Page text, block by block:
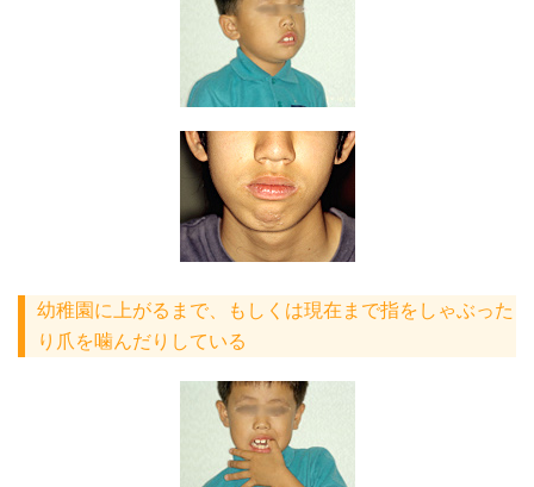
幼稚園に上がるまで、もしくは現在まで指をしゃぶった
り爪を噛んだりしている